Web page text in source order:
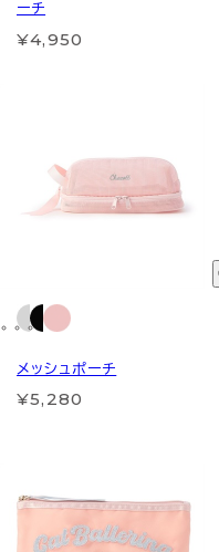
ーチ
¥4,950
メッシュポーチ
¥5,280